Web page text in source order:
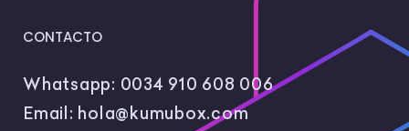
CONTACTO
Whatsapp: 0034 910 608 006
Email: hola@kumubox.com